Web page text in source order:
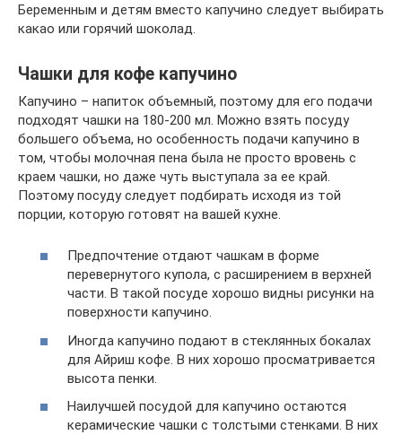
Беременным и детям вместо капучино следует выбирать
какао или горячий шоколад.
Чашки для кофе капучино
Капучино – напиток объемный, поэтому для его подачи
подходят чашки на 180-200 мл. Можно взять посуду
большего объема, но особенность подачи капучино в
том, чтобы молочная пена была не просто вровень с
краем чашки, но даже чуть выступала за ее край.
Поэтому посуду следует подбирать исходя из той
порции, которую готовят на вашей кухне.
Предпочтение отдают чашкам в форме
перевернутого купола, с расширением в верхней
части. В такой посуде хорошо видны рисунки на
поверхности капучино.
Иногда капучино подают в стеклянных бокалах
для Айриш кофе. В них хорошо просматривается
высота пенки.
Наилучшей посудой для капучино остаются
керамические чашки с толстыми стенками. В них